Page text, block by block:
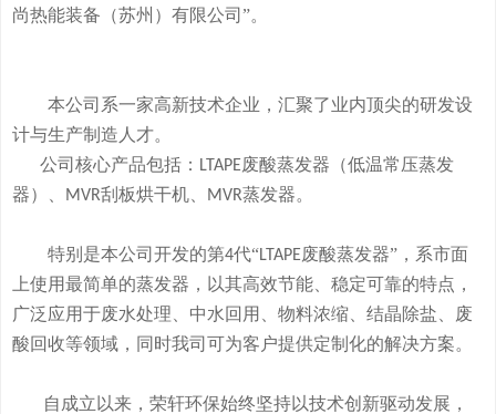
尚热能装备（苏州）有限公司”。
本公司系一家高新技术企业，汇聚了业内顶尖的研发设
计与生产制造人才。
公司核心产品包括： LTAPE废酸蒸发器 （低温常压蒸发
器）、
MVR刮板烘干机、 MVR蒸发器。
特别是本公司开发的第4代“LTAPE废酸蒸发器” ，系市面
上使用最简单的蒸发器， 以其高效节能、稳定可靠的特点，
广泛应用于废水处理、中水回用、物料浓缩、结晶除盐、废
酸回收等领域， 同时我司可为客户提供定制化的解决方案。
自成立以来，荣轩环保始终坚持以技术创新驱动发展，